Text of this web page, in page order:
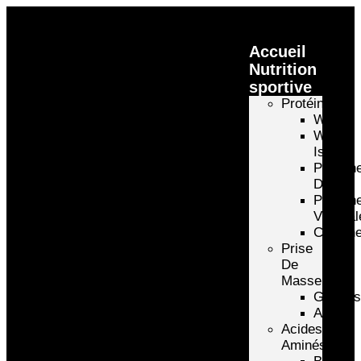
Accueil
Nutrition
sportive
Protéines
Whey
Whey
Isolate
D’oeuf
Prise
De
Masse
Gainers
Autre
Acides
Aminés